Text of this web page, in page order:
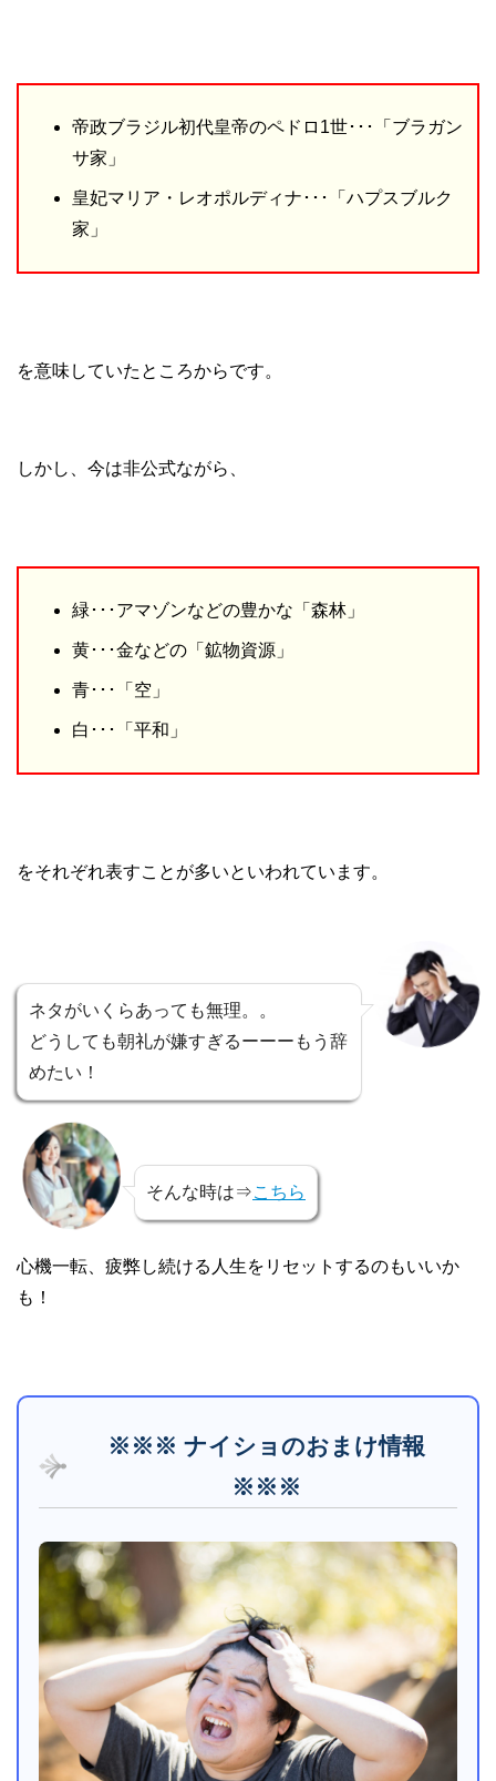
帝政ブラジル初代皇帝のペドロ1世･･･「ブラガン
サ家」
皇妃マリア・レオポルディナ･･･「ハプスブルク
家」
を意味していたところからです。
しかし、今は非公式ながら、
緑･･･アマゾンなどの豊かな「森林」
黄･･･金などの「鉱物資源」
青･･･「空」
白･･･「平和」
をそれぞれ表すことが多いといわれています。
ネタがいくらあっても無理。。
どうしても朝礼が嫌すぎるーーーもう辞
めたい！
そんな時は⇒こちら
心機一転、疲弊し続ける人生をリセットするのもいいか
も！
※※※ ナイショのおまけ情報
※※※